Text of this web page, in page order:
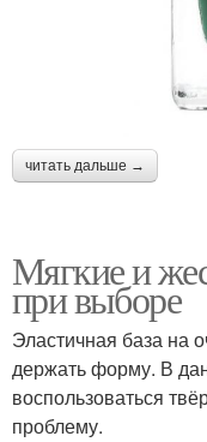
читать дальше →
Мягкие и
при выборе
Эластичная база на
держать форму. В
воспользоваться
проблему.